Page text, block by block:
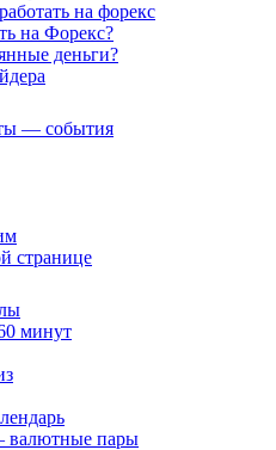
на форекс
на Форекс?
деньги?
— события
странице
минут
валютные пары